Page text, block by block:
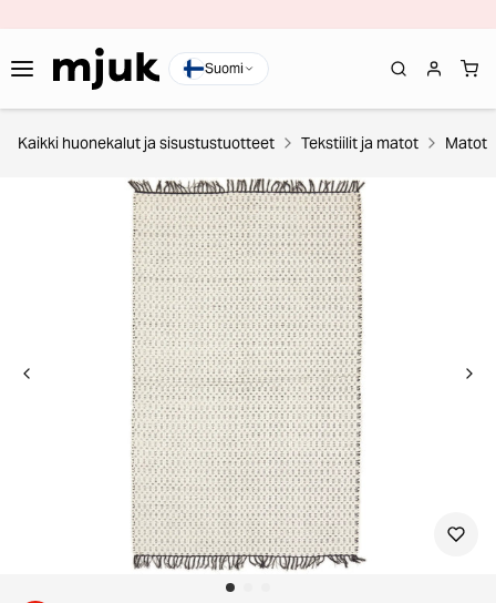
Suomi
Kaikki huonekalut ja sisustustuotteet Tekstiilit ja matot Matot